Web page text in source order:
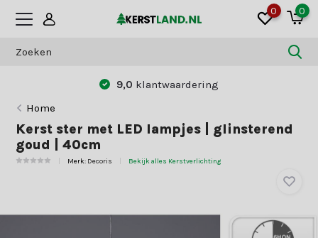
0 0
9,0 klantwaardering
Home
Kerst ster met LED lampjes | glinsterend
goud | 40cm
Merk: Decoris Bekijk alles Kerstverlichting